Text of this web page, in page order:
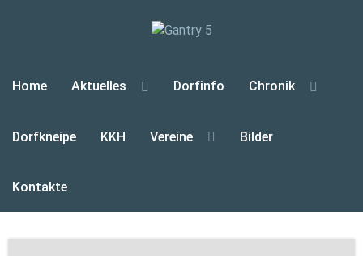
Home Aktuelles Dorfinfo Chronik
Dorfkneipe KKH Vereine Bilder
Kontakte